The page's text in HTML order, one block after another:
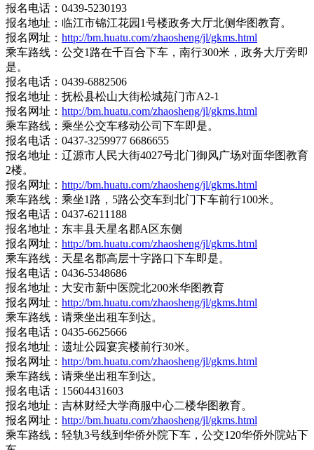
报名电话：0439-5230193
报名地址：临江市锦江花园1号楼政务大厅北侧华图教育。
报名网址： http://bm.huatu.com/zhaosheng/jl/gkms.html
乘车路线：公交1路在千百合下车，南行300米，政务大厅旁即
是。
报名电话：0439-6882506
报名地址：抚松县松山大街松城苑门市A2-1
报名网址： http://bm.huatu.com/zhaosheng/jl/gkms.html
乘车路线：乘坐公交车移动公司下车即是。
报名电话：0437-3259977 6686655
报名地址：辽源市人民大街4027号北门御风广场对面华图教育
2楼。
报名网址： http://bm.huatu.com/zhaosheng/jl/gkms.html
乘车路线：乘坐1路，5路公交车到北门下车前行100米。
报名电话：0437-6211188
报名地址：东丰县天星名郡A区东侧
报名网址： http://bm.huatu.com/zhaosheng/jl/gkms.html
乘车路线：天星名郡高层十字路口下车即是。
报名电话：0436-5348686
报名地址：大安市新中医院北200米华图教育
报名网址： http://bm.huatu.com/zhaosheng/jl/gkms.html
乘车路线：请乘坐出租车到达。
报名电话：0435-6625666
报名地址：遗址公园宴宾楼前行30米。
报名网址： http://bm.huatu.com/zhaosheng/jl/gkms.html
乘车路线：请乘坐出租车到达。
报名电话：15604431603
报名地址：吉林财经大学商服中心二楼华图教育。
报名网址： http://bm.huatu.com/zhaosheng/jl/gkms.html
乘车路线：轻轨3号线到华侨外院下车，公交120华侨外院站下